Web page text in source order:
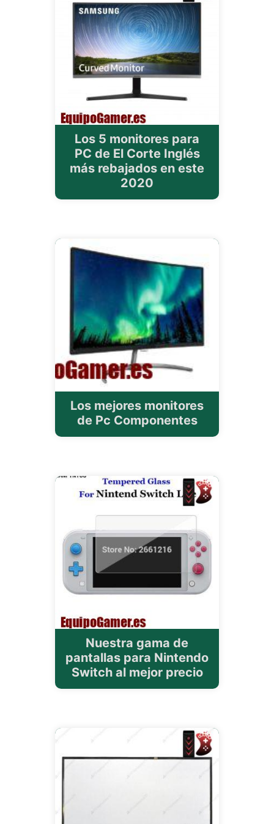
Los 5 monitores para
PC de El Corte Inglés
más rebajados en este
2020
Los mejores monitores
de Pc Componentes
Nuestra gama de
pantallas para Nintendo
Switch al mejor precio